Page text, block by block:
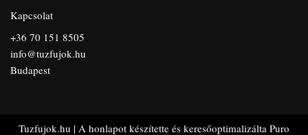
Kapcsolat
+36 70 151 8505
info@tuzfujok.hu
Budapest
Tuzfujok.hu | A honlapot készítette és keresőoptimalizálta Puro